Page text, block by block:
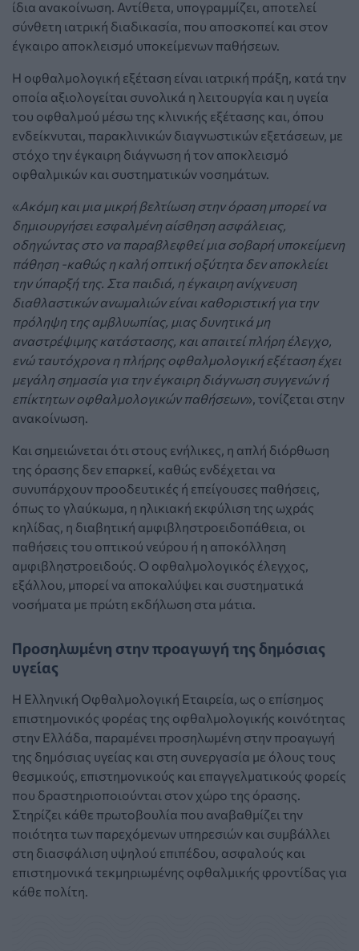
ίδια ανακοίνωση. Αντίθετα, υπογραμμίζει, αποτελεί
σύνθετη ιατρική διαδικασία, που αποσκοπεί και στον
έγκαιρο αποκλεισμό υποκείμενων παθήσεων.
Η οφθαλμολογική εξέταση είναι ιατρική πράξη, κατά την
οποία αξιολογείται συνολικά η λειτουργία και η υγεία
του οφθαλμού μέσω της κλινικής εξέτασης και, όπου
ενδείκνυται, παρακλινικών διαγνωστικών εξετάσεων, με
στόχο την έγκαιρη διάγνωση ή τον αποκλεισμό
οφθαλμικών και συστηματικών νοσημάτων.
«Ακόμη και μια μικρή βελτίωση στην όραση μπορεί να
δημιουργήσει εσφαλμένη αίσθηση ασφάλειας,
οδηγώντας στο να παραβλεφθεί μια σοβαρή υποκείμενη
πάθηση -καθώς η καλή οπτική οξύτητα δεν αποκλείει
την ύπαρξή της. Στα παιδιά, η έγκαιρη ανίχνευση
διαθλαστικών ανωμαλιών είναι καθοριστική για την
πρόληψη της αμβλυωπίας, μιας δυνητικά μη
αναστρέψιμης κατάστασης, και απαιτεί πλήρη έλεγχο,
ενώ ταυτόχρονα η πλήρης οφθαλμολογική εξέταση έχει
μεγάλη σημασία για την έγκαιρη διάγνωση συγγενών ή
επίκτητων οφθαλμολογικών παθήσεων», τονίζεται στην
ανακοίνωση.
Και σημειώνεται ότι στους ενήλικες, η απλή διόρθωση
της όρασης δεν επαρκεί, καθώς ενδέχεται να
συνυπάρχουν προοδευτικές ή επείγουσες παθήσεις,
όπως το γλαύκωμα, η ηλικιακή εκφύλιση της ωχράς
κηλίδας, η διαβητική αμφιβληστροειδοπάθεια, οι
παθήσεις του οπτικού νεύρου ή η αποκόλληση
αμφιβληστροειδούς. Ο οφθαλμολογικός έλεγχος,
εξάλλου, μπορεί να αποκαλύψει και συστηματικά
νοσήματα με πρώτη εκδήλωση στα μάτια.
Προσηλωμένη στην προαγωγή της δημόσιας
υγείας
Η Ελληνική Οφθαλμολογική Εταιρεία, ως ο επίσημος
επιστημονικός φορέας της οφθαλμολογικής κοινότητας
στην Ελλάδα, παραμένει προσηλωμένη στην προαγωγή
της δημόσιας υγείας και στη συνεργασία με όλους τους
θεσμικούς, επιστημονικούς και επαγγελματικούς φορείς
που δραστηριοποιούνται στον χώρο της όρασης.
Στηρίζει κάθε πρωτοβουλία που αναβαθμίζει την
ποιότητα των παρεχόμενων υπηρεσιών και συμβάλλει
στη διασφάλιση υψηλού επιπέδου, ασφαλούς και
επιστημονικά τεκμηριωμένης οφθαλμικής φροντίδας για
κάθε πολίτη.